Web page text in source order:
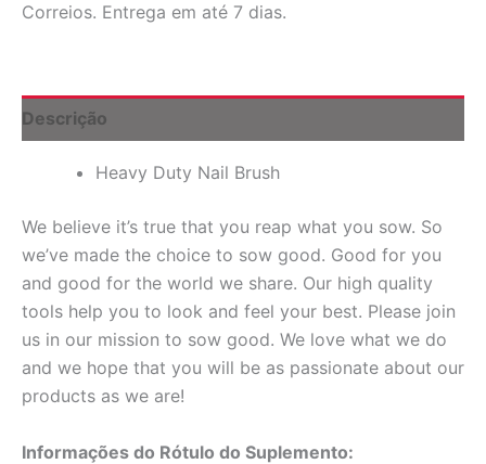
Limpeza
quantidade
Correios. Entrega em até 7 dias.
Descrição
Heavy Duty Nail Brush
We believe it’s true that you reap what you sow. So
we’ve made the choice to sow good. Good for you
and good for the world we share. Our high quality
tools help you to look and feel your best. Please join
us in our mission to sow good. We love what we do
and we hope that you will be as passionate about our
products as we are!
Informações do Rótulo do Suplemento: